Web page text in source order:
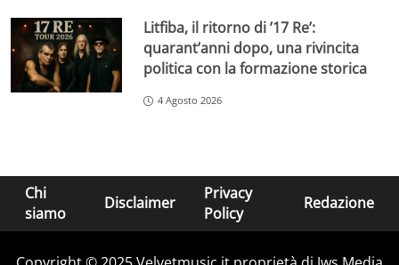
Litfiba, il ritorno di ’17 Re’:
quarant’anni dopo, una rivincita
politica con la formazione storica
4 Agosto 2026
Chi
siamo
Disclaimer
Privacy
Policy
Redazione